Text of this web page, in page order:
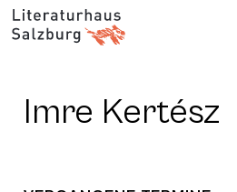
Imre Kertész